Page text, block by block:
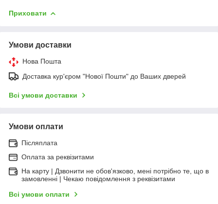
Приховати
Умови доставки
Нова Пошта
Доставка кур'єром "Нової Пошти" до Ваших дверей
Всі умови доставки
Умови оплати
Післяплата
Оплата за реквізитами
На карту | Дзвонити не обов'язково, мені потрібно те, що в
замовленні | Чекаю повідомлення з реквізитами
Всі умови оплати